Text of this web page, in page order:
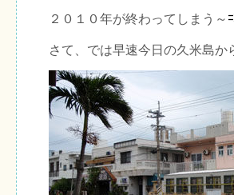
２０１０年が終わってしまう～
さて、では早速今日の久米島か